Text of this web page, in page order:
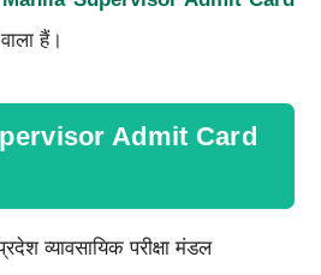
हैं।
Admit Card
व्यावसायिक परीक्षा मंडल